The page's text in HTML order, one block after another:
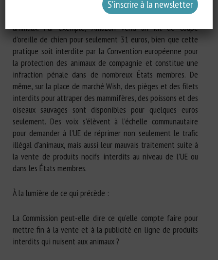
l’utilisation est interdite dans de nombreux États membres,
car ils peuvent être utilisés pour infliger des souffrances aux
animaux. Par exemple, Amazon vend un kit de coupe
d’oreille de chien pour seulement 31 euros, bien que cette
pratique soit interdite par la Convention européenne pour
la protection des animaux de compagnie et constitue une
infraction pénale dans de nombreux États membres. De
même, sur la place de marché Wish, des pièges et des filets
interdits pour attraper des mammifères, des poissons et des
oiseaux sauvages sont disponibles pour quelques euros
seulement. Des voix s’élèvent à l’échelle communautaire
pour demander à l’UE de réprimer non seulement le trafic
illégal d’animaux, mais aussi leur mauvais traitement suite à
la vente de produits nocifs interdits au niveau de l’UE ou
dans les États membres.
À la lumière de ce qui précède :
La Commission peut-elle dire ce qu’elle compte faire pour
mettre fin à la vente et à la publicité en ligne de produits
interdits qui nuisent aux animaux ?